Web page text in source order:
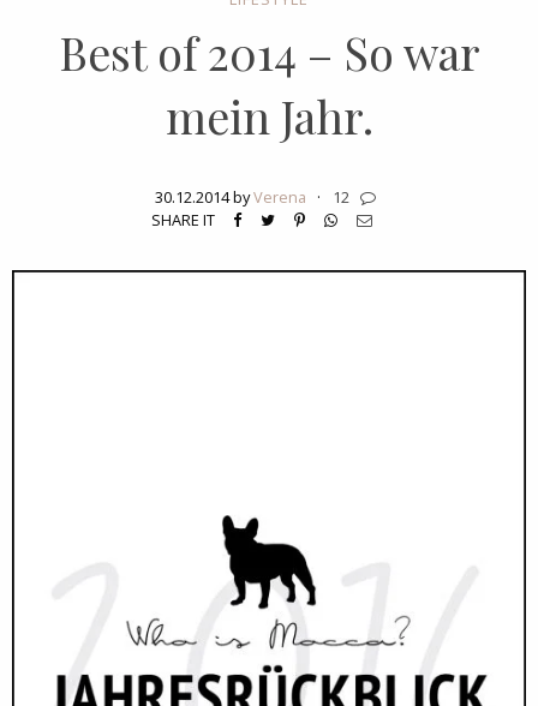
Best of 2014 – So war
mein Jahr.
30.12.2014 byVerena ·
12
SHARE IT